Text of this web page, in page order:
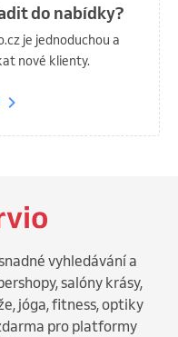
do nabídky?
je jednoduchou a
nové klienty.
vyhledávání a
salóny krásy,
jóga, fitness, optiky
pro platformy